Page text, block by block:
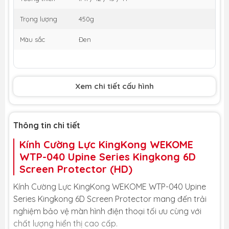
Trọng lượng 450g
Màu sắc Đen
Xem chi tiết cấu hình
Thông tin chi tiết
Kính Cường Lực KingKong WEKOME
WTP-040 Upine Series Kingkong 6D
Screen Protector (HD)
Kính Cường Lực KingKong WEKOME WTP-040 Upine
Series Kingkong 6D Screen Protector mang đến trải
nghiệm bảo vệ màn hình điện thoại tối ưu cùng với
chất lượng hiển thị cao cấp.